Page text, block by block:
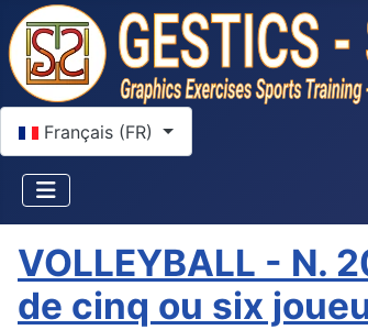
Sélectionnez votre langue
Français (FR)
VOLLEYBALL - N.
de cinq ou six